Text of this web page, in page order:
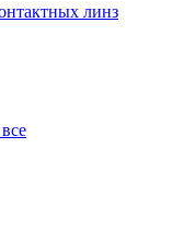
линз